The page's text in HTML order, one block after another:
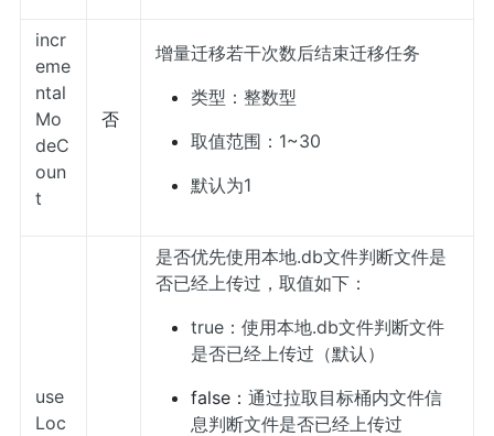
incr
eme
ntal
Mo
deC
oun
t
否
增量迁移若干次数后结束迁移任务
类型：整数型
取值范围：1~30
默认为1
use
Loc
是否优先使用本地.db文件判断文件是
否已经上传过，取值如下：
true：使用本地.db文件判断文件
是否已经上传过（默认）
false： 通过拉取目标桶内文件信
息判断文件是否已经上传过